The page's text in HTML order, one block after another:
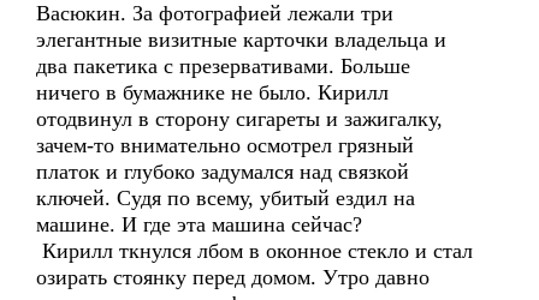
Васюкин. За фотографией лежали три
элегантные визитные карточки владельца и
два пакетика с презервативами. Больше
ничего в бумажнике не было. Кирилл
отодвинул в сторону сигареты и зажигалку,
зачем-то внимательно осмотрел грязный
платок и глубоко задумался над связкой
ключей. Судя по всему, убитый ездил на
машине. И где эта машина сейчас?
Кирилл ткнулся лбом в оконное стекло и стал
озирать стоянку перед домом. Утро давно